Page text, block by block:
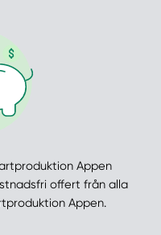
Appen
offert från alla
Appen.